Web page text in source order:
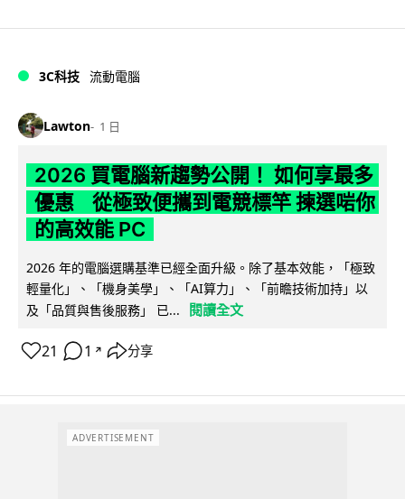
3C科技 流動電腦
Lawton 1 日
2026 買電腦新趨勢公開！ 如何享最多
優惠 從極致便攜到電競標竿 揀選啱你
的高效能 PC
2026 年的電腦選購基準已經全面升級。除了基本效能，「極致
輕量化」、「機身美學」、「AI算力」、「前瞻技術加持」以
及「品質與售後服務」 已...
閱讀全文
21 1 ↗ 分享
ADVERTISEMENT